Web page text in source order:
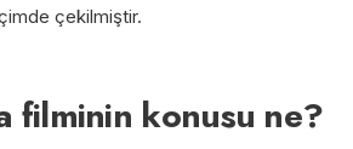
çekilmiştir.
filminin konusu ne?